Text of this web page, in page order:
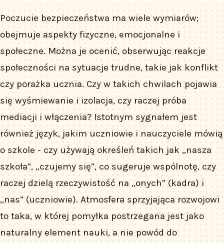
Poczucie bezpieczeństwa ma wiele wymiarów;
obejmuje aspekty fizyczne, emocjonalne i
społeczne. Można je ocenić, obserwując reakcje
społeczności na sytuacje trudne, takie jak konflikt
czy porażka ucznia. Czy w takich chwilach pojawia
się wyśmiewanie i izolacja, czy raczej próba
mediacji i włączenia? Istotnym sygnałem jest
również język, jakim uczniowie i nauczyciele mówią
o szkole - czy używają określeń takich jak „nasza
szkoła”, „czujemy się”, co sugeruje wspólnotę, czy
raczej dzielą rzeczywistość na „onych” (kadra) i
„nas” (uczniowie). Atmosfera sprzyjająca rozwojowi
to taka, w której pomyłka postrzegana jest jako
naturalny element nauki, a nie powód do